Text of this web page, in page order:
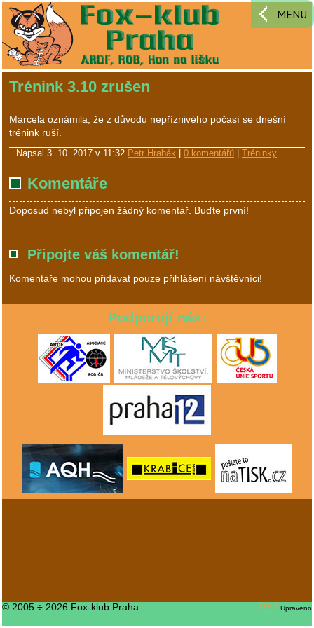
MENU
Trénink 3.10 zrušen
Marcela oznámila, že z důvodu nepříznivého počasí se dnešní
trénink ruší.
Napsal 3. 10. 2017 v 11:32 Petr Hrabák 0 komentářů Tréninky
Komentáře
Doposud nebyl připojen žádný komentář. Buďte první!
Připojte váš komentář!
Komentáře mohou přidávat pouze přihlášení návštěvníci!
Podporují nás:
© 2005 ÷ 2026 Fox-klub Praha RS2 Upraveno